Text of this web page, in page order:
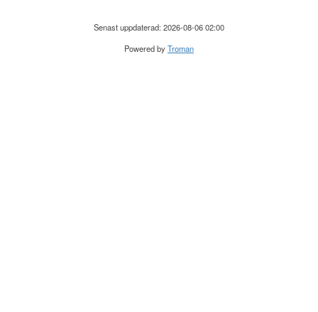
Senast uppdaterad: 2026-08-06 02:00
Powered byTroman